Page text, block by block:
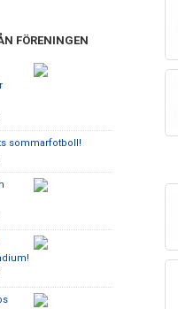
FÖRENINGEN
sommarfotboll!